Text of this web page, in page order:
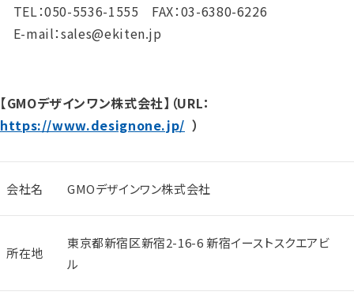
TEL：050-5536-1555 FAX：03-6380-6226
E-mail：sales@ekiten.jp
【GMOデザインワン株式会社】（URL：
https://www.designone.jp/ ）
会社名 GMOデザインワン株式会社
所在地
東京都新宿区新宿2-16-6 新宿イーストスクエアビ
ル